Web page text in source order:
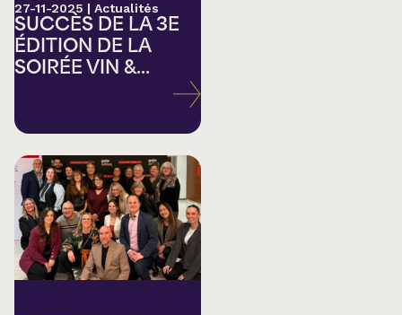
27-11-2025 | Actualités
SUCCÈS DE LA 3E
ÉDITION DE LA
SOIRÉE VIN &...